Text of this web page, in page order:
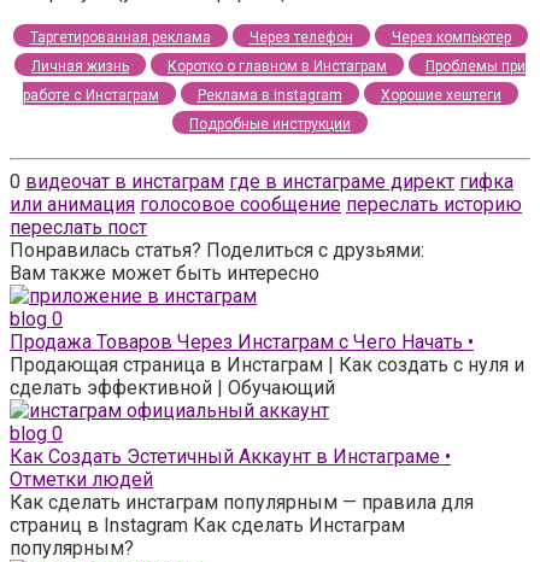
Таргетированная реклама Через телефон
Через компьютер
Личная жизнь
Коротко о главном в Инстаграм
Проблемы при
работе с Инстаграм
Реклама в instagram
Хорошие хештеги
Подробные инструкции
0 видеочат в инстаграм где в инстаграме директ гифка
или анимация голосовое сообщение переслать историю
переслать пост
Понравилась статья? Поделиться с друзьями:
Вам также может быть интересно
blog 0
Продажа Товаров Через Инстаграм с Чего Начать •
Продающая страница в Инстаграм | Как создать с нуля и
сделать эффективной | Обучающий
blog 0
Как Создать Эстетичный Аккаунт в Инстаграме •
Отметки людей
Как сделать инстаграм популярным — правила для
страниц в Instagram Как сделать Инстаграм
популярным?